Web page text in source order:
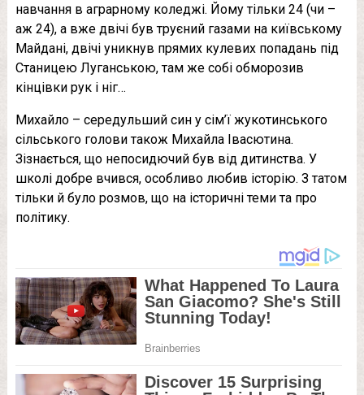
навчання в аграрному коледжі. Йому тільки 24 (чи –
аж 24), а вже двічі був труєний газами на київському
Майдані, двічі уникнув прямих кулевих попадань під
Станицею Луганською, там же собі обморозив
кінцівки рук і ніг…
Михайло – середульший син у сім’ї жукотинського
сільського голови також Михайла Івасютина.
Зізнається, що непосидючий був від дитинства. У
школі добре вчився, особливо любив історію. З татом
тільки й було розмов, що на історичні теми та про
політику.